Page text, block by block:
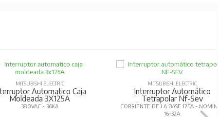
anteriores.
adicional.
energética y visualización en tiempo
RoHS.
MITSUBISHI ELECTRIC
Automatico Caja
Moldeada 3X125A
380VAC - 36KA
MITSUBISHI ELECTRIC
Interruptor Automático
Tetrapolar Nf-Sev
CORRIENTE DE LA BASE 125A -
16-32A